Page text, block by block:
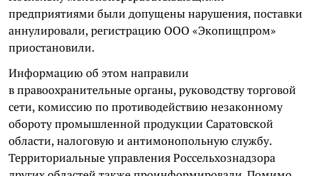
предприятиями были допущены нарушения, поставки
аннулировали, регистрацию ООО «Экопищпром»
приостановили.
Информацию об этом направили
в правоохранительные органы, руководству торговой
сети, комиссию по противодействию незаконному
обороту промышленной продукции Саратовской
области, налоговую и антимонопольную службу.
Территориальные управления Россельхознадзора